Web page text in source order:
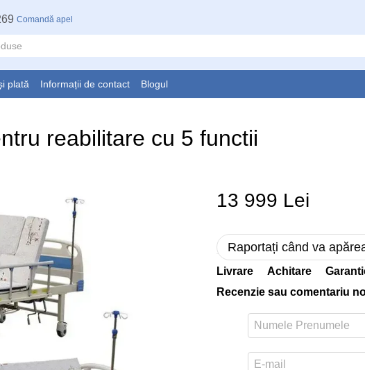
Comandă apel
plată Informații de contact Blogul
reabilitare cu 5 functii
13 999 Lei
Raportați când va
Livrare Achitare
Recenzie sau comentariu